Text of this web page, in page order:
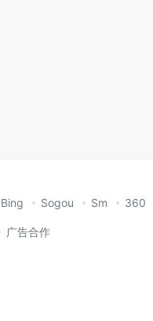
Bing Sogou Sm 360
广告合作